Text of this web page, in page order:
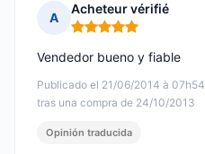
A
Acheteur vérifié
Nota: 5 de 5
Publicado el 21/06/2014 à 07h54
tras una compra de 24/10/2013
Vendedor bueno y fiable
Opinión traducida